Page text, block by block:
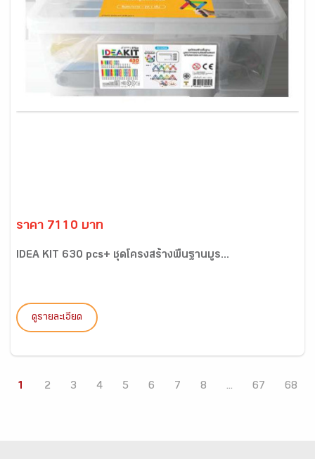
ราคา 7110 บาท
IDEA KIT 630 pcs+ ชุดโครงสร้างพื้นฐานบูร...
ดูรายละเอียด
1 2 3 4 5 6 7 8 ... 67 68